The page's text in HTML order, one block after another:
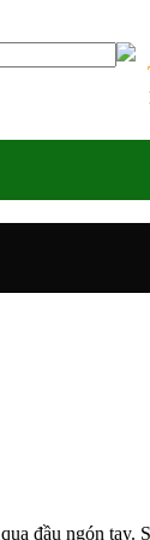
đầu ngón tay.